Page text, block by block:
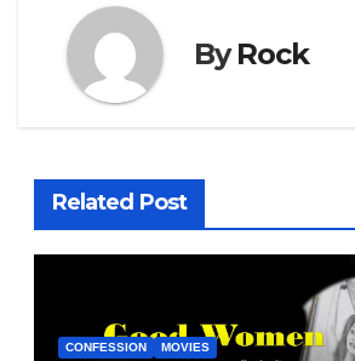
ByRock
Related Post
CONFESSION MOVIES